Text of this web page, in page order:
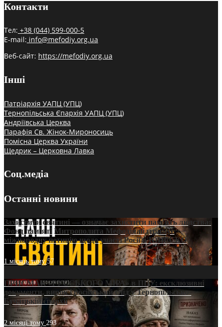
Контакти
Тел: +38 (044) 599-000-5
E-mail: info@mefodiy.org.ua
Веб-сайт: https://mefodiy.org.ua
Інші
Патріархія УАПЦ (УПЦ)
Тернопільська Єпархія УАПЦ (УПЦ)
Андріївська Церква
Парафія Св. Жінок-Мироносиць
Помісна Церква України
Щедрик – Церковна Лавка
Соц.медіа
Останні новини
Захистити святині — означає захистити пам’ять людства:
Фонд пам’яті Митрополита Мефодія підтримує
міжнародну петицію щодо участі Росії в ЮНЕСКО
1 місяць тому57
ПРИСМАК «РУССЬКОГО МІРА» в ПЦУ: ексклюзивні
документи, вирок і російський слід у Тернопільсько-
Бучацькій єпархії
2 місяці тому 293